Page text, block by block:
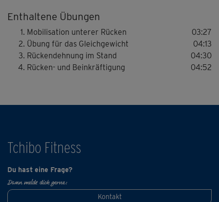
Hebamme Christine Richter und Gesundheitsexperte &
Sportwissenschaftler Dirk Pinnig haben ein Programm
entwickelt, das während der Schwangerschaft hilft, den
Alltag mit mehr Kraft und Beweglichkeit zu meistern.
aus der "schwanger & fit"-Reihe. Oder, wenn mal mehr
Enthaltene Übungen
Mobilisation unterer Rücken
03:27
Übung für das Gleichgewicht
04:13
Rückendehnung im Stand
04:30
Rücken- und Beinkräftigung
04:52
Tchibo Fitness
Du hast eine Frage?
Dann melde dich gerne:
Kontakt